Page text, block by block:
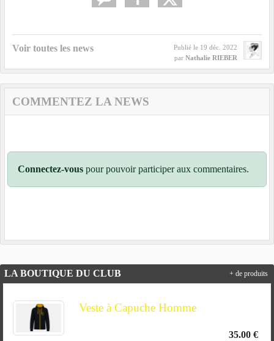
Voir toutes les news Publié le 19 déc. 2022
par Nathalie RIEBER
COMMENTEZ LA NEWS
Connectez-vous pour pouvoir participer aux commentaires.
LA BOUTIQUE DU CLUB
Veste à Capuche Homme
35.00 €
+ de produits